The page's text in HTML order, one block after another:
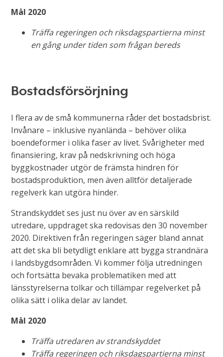
Mål 2020
Träffa regeringen och riksdagspartierna minst
en gång under tiden som frågan bereds
Bostadsförsörjning
I flera av de små kommunerna råder det bostadsbrist.
Invånare – inklusive nyanlända – behöver olika
boendeformer i olika faser av livet. Svårigheter med
finansiering, krav på nedskrivning och höga
byggkostnader utgör de främsta hindren för
bostadsproduktion, men även alltför detaljerade
regelverk kan utgöra hinder.
Strandskyddet ses just nu över av en särskild
utredare, uppdraget ska redovisas den 30 november
2020. Direktiven från regeringen säger bland annat
att det ska bli betydligt enklare att bygga strandnära
i landsbygdsområden. Vi kommer följa utredningen
och fortsätta bevaka problematiken med att
länsstyrelserna tolkar och tillämpar regelverket på
olika sätt i olika delar av landet.
Mål 2020
Träffa utredaren av strandskyddet
Träffa regeringen och riksdagspartierna minst